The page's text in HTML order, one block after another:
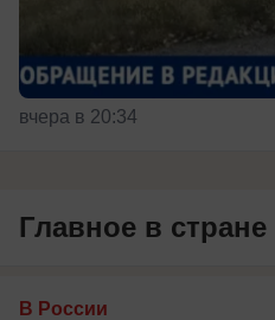
вчера в 20:34
Главное в стране
В России